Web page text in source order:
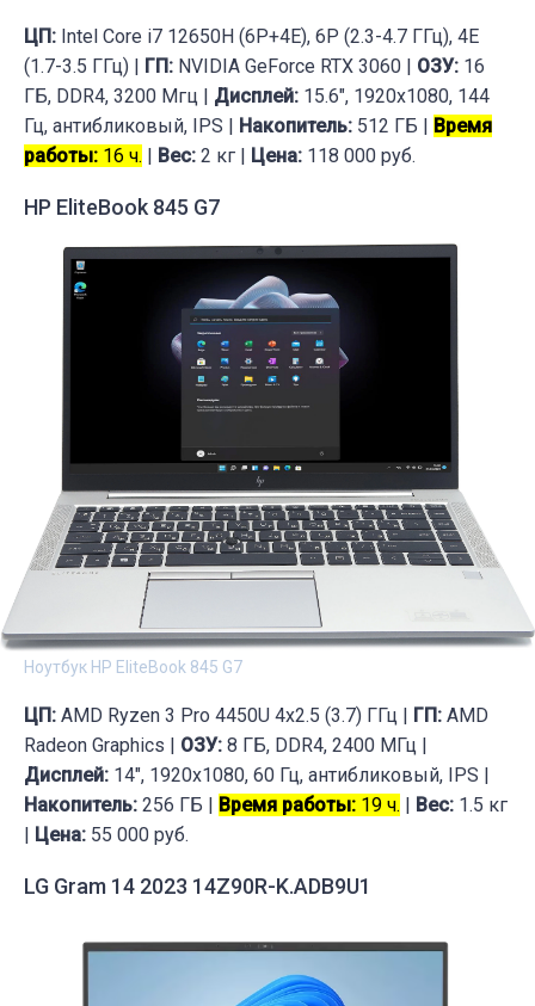
ЦП: Intel Core i7 12650H (6P+4E), 6P (2.3-4.7 ГГц), 4E
(1.7-3.5 ГГц) |
ГП: NVIDIA GeForce RTX 3060 | ОЗУ: 16
ГБ, DDR4, 3200 Мгц | Дисплей: 15.6", 1920x1080, 144
Гц, антибликовый, IPS |
Накопитель: 512 ГБ |
Время
работы: 16 ч. Вес: 2 кг | Цена: 118 000 руб.
HP EliteBook 845 G7
Ноутбук HP EliteBook 845 G7
ЦП: AMD Ryzen 3 Pro 4450U 4x2.5 (3.7) ГГц | ГП: AMD
Radeon Graphics | ОЗУ: 8 ГБ, DDR4, 2400 МГц |
Дисплей: 14", 1920x1080, 60 Гц, антибликовый, IPS |
Накопитель: 256 ГБ | Время работы: 19 ч. | Вес: 1.5 кг
| Цена: 55 000 руб.
LG Gram 14 2023 14Z90R-K.ADB9U1